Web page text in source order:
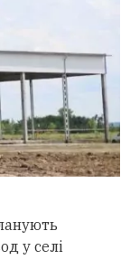
у селі